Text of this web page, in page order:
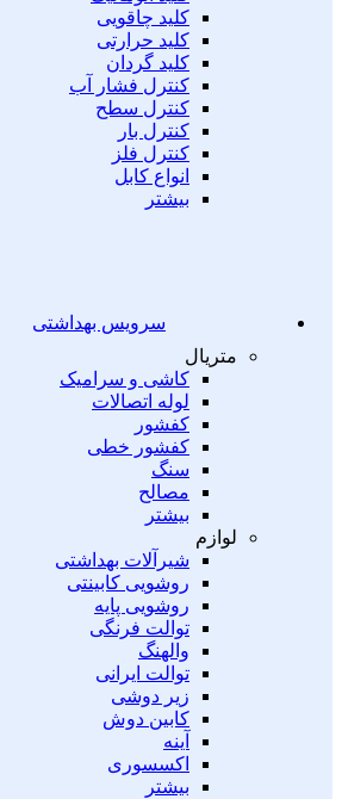
کلید چاقویی
کلید حرارتی
کلید گردان
کنترل فشار آب
کنترل سطح
کنترل بار
کنترل فلز
انواع کابل
بیشتر
سرویس بهداشتی
متریال
کاشی و سرامیک
لوله اتصالات
کفشور
کفشور خطی
سنگ
مصالح
بیشتر
لوازم
شیرآلات بهداشتی
روشویی کابینتی
روشویی پایه
توالت فرنگی
والهنگ
توالت ایرانی
زیر دوشی
کابین دوش
آینه
اکسسوری
بیشتر